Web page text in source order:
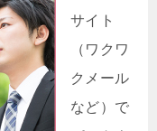
サイト
（ワクワ
クメール
など）で